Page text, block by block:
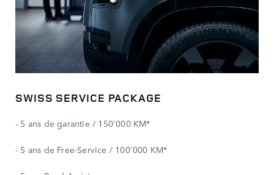
SWISS SERVICE PACKAGE
- 5 ans de garantie / 150'000 KM*
- 5 ans de Free-Service / 100'000 KM*